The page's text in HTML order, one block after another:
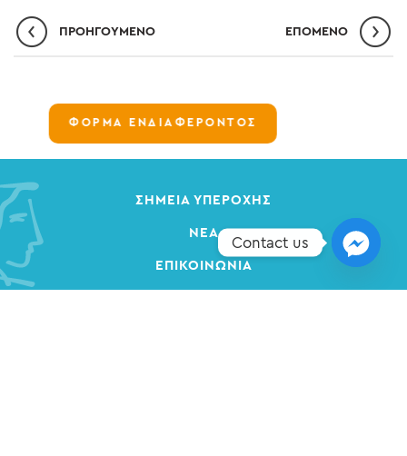
ΦΟΡΜΑ ΕΝΔΙΑΦΕΡΟΝΤΟΣ
ΠΡΟΗΓΟΎΜΕΝΟ ΕΠΌΜΕΝO
ΣΗΜΕΊΑ ΥΠΕΡΟΧΉΣ
ΝΈΑ
ΕΠΙΚΟΙΝΩΝΊΑ
Contact us